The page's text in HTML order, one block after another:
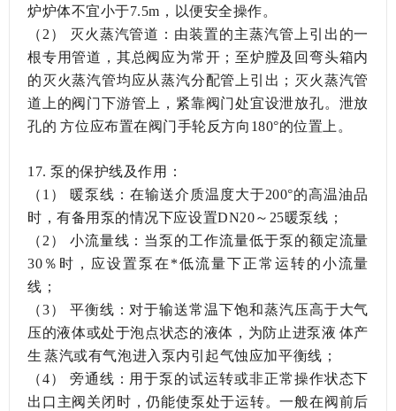
炉炉体不宜小于7.5m，以便安全操作。
（2）
灭火蒸汽管道：由装置的主蒸汽管上引出的一
根专用管道，其总阀应为常开；至炉膛及回弯头箱内
的灭火蒸汽管均应从蒸汽分配管上引出；灭火蒸汽管
道上的阀门下游管上，紧靠阀门处宜设泄放孔。泄放
孔的方位应布置在阀门手轮反方向180°的位置上。
17.泵的保护线及作用：
（1） 暖泵线：在输送介质温度大于200°的高温油品
时，有备用泵的情况下应设置DN20～25暖泵线；
（2） 小流量线：当泵的工作流量低于泵的额定流量
30％时，应设置泵在*低流量下正常运转的小流量
线；
（3） 平衡线：对于输送常温下饱和蒸汽压高于大气
压的液体或处于泡点状态的液体，为防止进泵液体产
生蒸汽或有气泡进入泵内引起气蚀应加平衡线；
（4） 旁通线：用于泵的试运转或非正常操作状态下
出口主阀关闭时，仍能使泵处于运转。一般在阀前后